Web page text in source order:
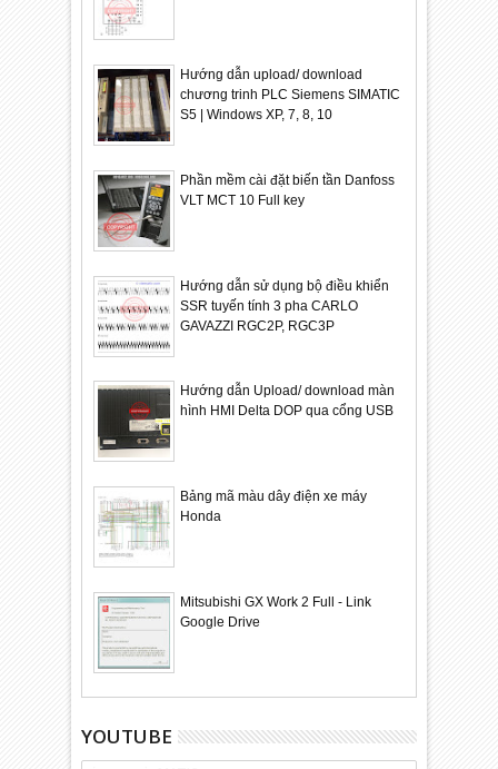
Hướng dẫn upload/ download
chương trinh PLC Siemens SIMATIC
S5 | Windows XP, 7, 8, 10
Phần mềm cài đặt biến tần Danfoss
VLT MCT 10 Full key
Hướng dẫn sử dụng bộ điều khiển
SSR tuyến tính 3 pha CARLO
GAVAZZI RGC2P, RGC3P
Hướng dẫn Upload/ download màn
hình HMI Delta DOP qua cổng USB
Bảng mã màu dây điện xe máy
Honda
Mitsubishi GX Work 2 Full - Link
Google Drive
YOUTUBE